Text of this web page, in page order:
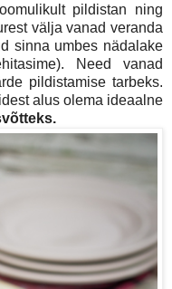
pildistan ning
välja vanad veranda
sinna umbes nädalake
Need vanad
pildistamise tarbeks.
alus olema ideaalne